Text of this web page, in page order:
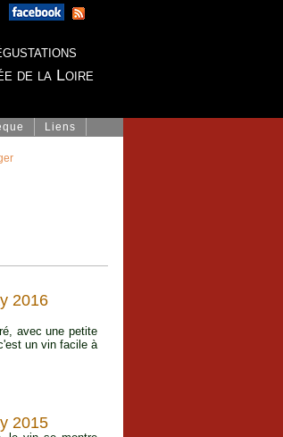
de la Loire
Liens
2016
avec une petite
un vin facile à
2015